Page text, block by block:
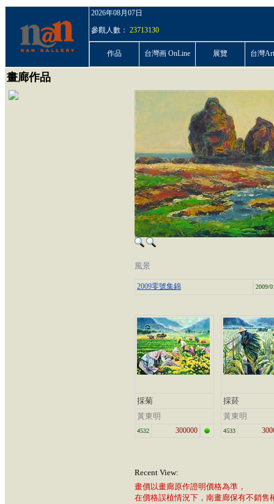
2026年08月07日
參觀人數： 23713130
作品 台灣画 OnLine 展覽 台灣
畫廊作品
風景
2009零號集錦 2009/
採菊
黃東明
4532 300000
採菸
黃東明
4533
Recent View:
畫價以畫廊原作證明價格為準，
在價格誤植情況下，南畫廊保有不銷售